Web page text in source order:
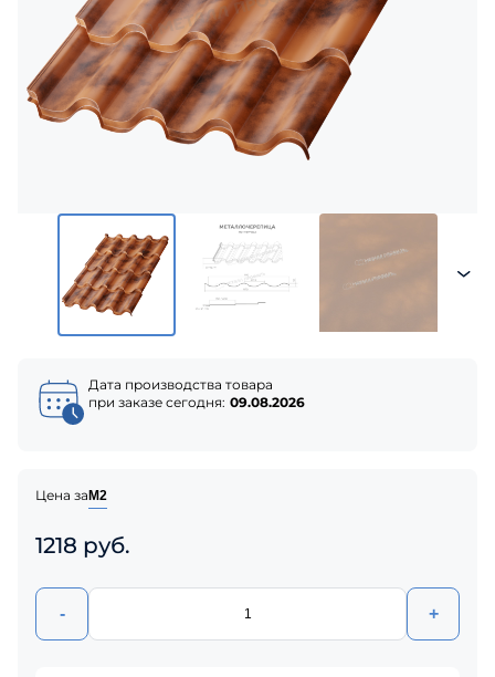
Дата производства товара
при заказе сегодня: 09.08.2026
Цена заМ2
1218 руб.
- +